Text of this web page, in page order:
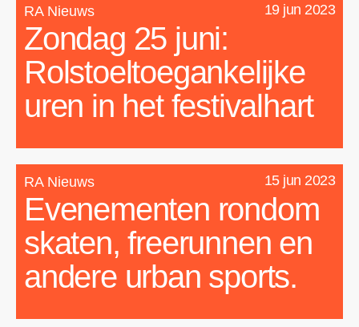
RA Nieuws 19 jun 2023
Zondag 25 juni:
Rolstoeltoegankelijke
uren in het festivalhart
RA Nieuws 15 jun 2023
Evenementen rondom
skaten, freerunnen en
andere urban sports.